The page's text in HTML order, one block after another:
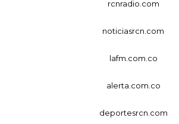
rcnradio.com
noticiasrcn.com
lafm.com.co
alerta.com.co
deportesrcn.com